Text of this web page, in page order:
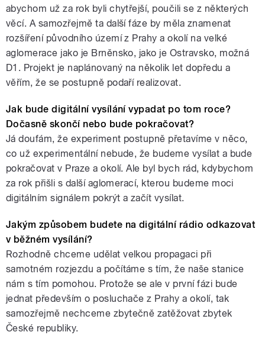
abychom už za rok byli chytřejší, poučili se z některých
věcí. A samozřejmě ta další fáze by měla znamenat
rozšíření původního území z Prahy a okolí na velké
aglomerace jako je Brněnsko, jako je Ostravsko, možná
D1. Projekt je naplánovaný na několik let dopředu a
věřím, že se postupně podaří realizovat.
Jak bude digitální vysílání vypadat po tom roce?
Dočasně skončí nebo bude pokračovat?
Já doufám, že experiment postupně přetavíme v něco,
co už experimentální nebude, že budeme vysílat a bude
pokračovat v Praze a okolí. Ale byl bych rád, kdybychom
za rok přišli s další aglomerací, kterou budeme moci
digitálním signálem pokrýt a začít vysílat.
Jakým způsobem budete na digitální rádio odkazovat
v běžném vysílání?
Rozhodně chceme udělat velkou propagaci při
samotném rozjezdu a počítáme s tím, že naše stanice
nám s tím pomohou. Protože se ale v první fázi bude
jednat především o posluchače z Prahy a okolí, tak
samozřejmě nechceme zbytečně zatěžovat zbytek
České republiky.